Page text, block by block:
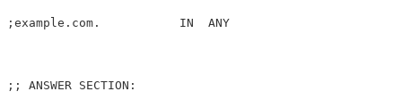
;example.com.           IN  ANY
;; ANSWER SECTION: